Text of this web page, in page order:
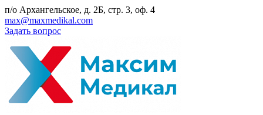
п/о Архангельское, д. 2Б, стр. 3, оф. 4
max@maxmedikal.com
Задать вопрос